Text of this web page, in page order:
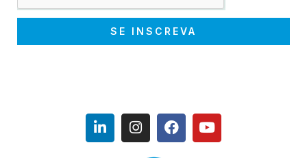
SE INSCREVA